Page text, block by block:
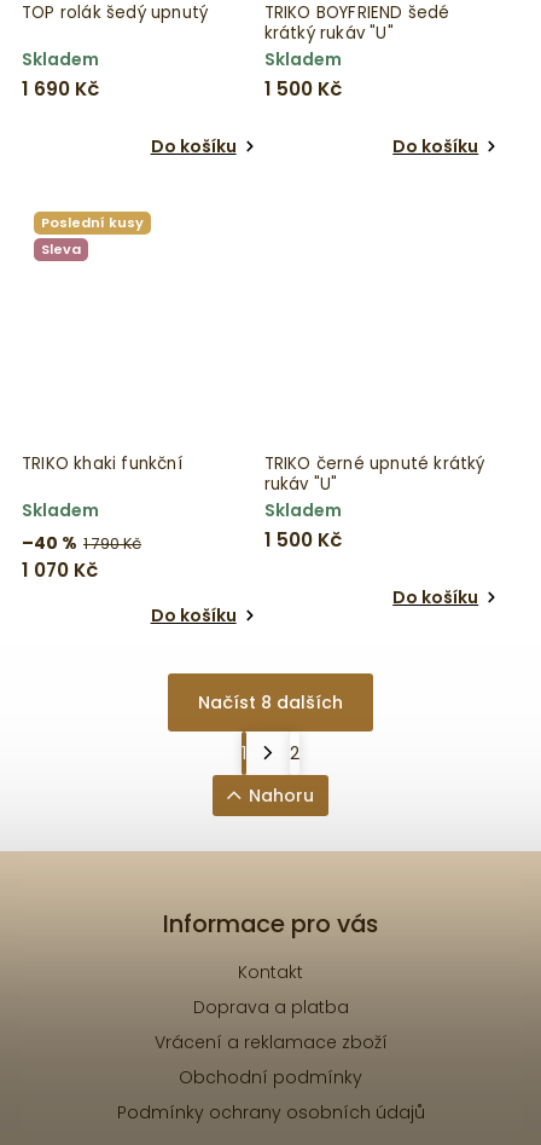
TOP rolák šedý upnutý
Skladem
1 690 Kč
Do košíku
TRIKO BOYFRIEND šedé
krátký rukáv "U"
Skladem
1 500 Kč
Do košíku
Poslední kusy
Sleva
TRIKO khaki funkční
Skladem
–40 % 1 790 Kč
1 070 Kč
Do košíku
TRIKO černé upnuté krátký
rukáv "U"
Skladem
1 500 Kč
Do košíku
Načíst 8 dalších
1
2
Nahoru
Informace pro vás
Kontakt
Doprava a platba
Vrácení a reklamace zboží
Obchodní podmínky
Podmínky ochrany osobních údajů